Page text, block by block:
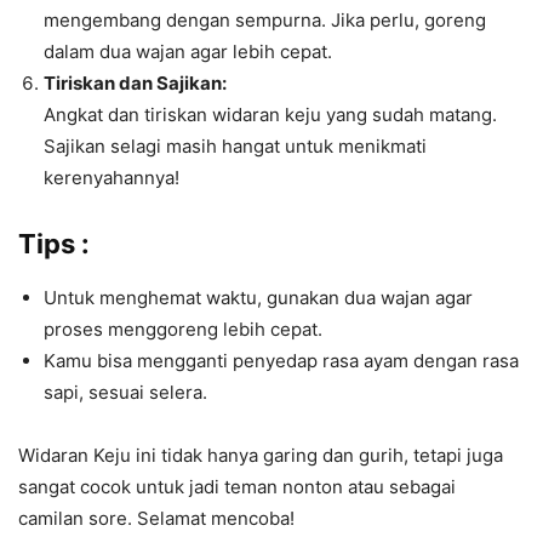
mengembang dengan sempurna. Jika perlu, goreng
dalam dua wajan agar lebih cepat.
Tiriskan dan Sajikan:
Angkat dan tiriskan widaran keju yang sudah matang.
Sajikan selagi masih hangat untuk menikmati
kerenyahannya!
Tips :
Untuk menghemat waktu, gunakan dua wajan agar
proses menggoreng lebih cepat.
Kamu bisa mengganti penyedap rasa ayam dengan rasa
sapi, sesuai selera.
Widaran Keju ini tidak hanya garing dan gurih, tetapi juga
sangat cocok untuk jadi teman nonton atau sebagai
camilan sore. Selamat mencoba!